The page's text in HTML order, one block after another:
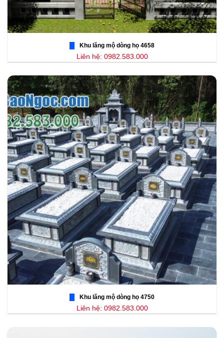
Khu lăng mộ dòng họ 4658
Liên hệ: 0982.583.000
Khu lăng mộ dòng họ 4750
Liên hệ: 0982.583.000